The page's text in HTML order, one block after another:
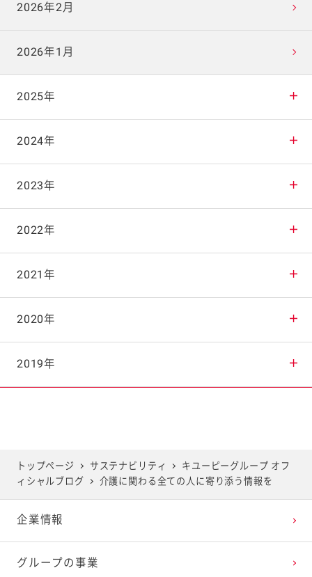
2026年2月
2026年1月
2025年
2025年12月
2025年11月
2025年10月
2025年9月
2025年8月
2025年7月
2025年4月
2025年3月
2024年
2024年12月
2024年11月
2024年10月
2024年9月
2024年8月
2024年5月
2024年4月
2023年
2023年12月
2023年11月
2023年10月
2023年9月
2023年6月
2023年5月
2022年
2022年12月
2022年11月
2022年10月
2022年7月
2022年6月
2021年
2021年12月
2021年11月
2021年8月
2021年7月
2020年
2020年12月
2020年9月
2020年8月
2019年
2019年10月
2019年9月
トップページ サステナビリティ
キユーピーグループ オフ
ィシャルブログ
介護に関わる全ての人に寄り添う情報を
企業情報
グループの事業